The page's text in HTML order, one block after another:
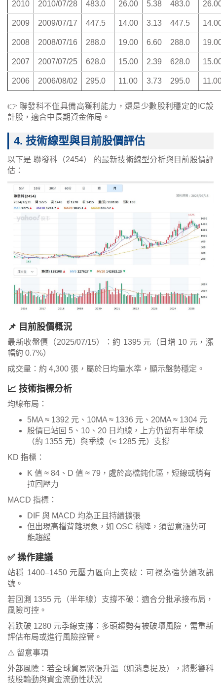
2010 2010/07/28 483.0 26.00 5.38 483.0
2009 2009/07/17 447.5 14.00 3.13 447.5
2008 2008/07/16 288.0 19.00 6.60 288.0
2007 2007/07/25 628.0 15.00 2.39 628.0
2006 2006/08/02 295.0 11.00 3.73 295.0
👉 聯發科不僅具備高獲利能力，還是少數股利穩定的IC設
計股，適合中長期資金佈局。
4. 技術線型與目前股價評估
以下是 聯發科（2454） 的最新技術線型分析與目前股價評
估：
📌 目前股價概況
最新收盤價（2025/07/15）：約 1395 元（日增 10 元，漲
幅約 0.7%）
成交量：約 4,300 張，屬於日均量水準，顯示盤勢穩定。
📈 技術指標分析
均線布局：
5MA ≈ 1392 元、10MA ≈ 1336 元、20MA ≈ 1304 元
股價已站回 5、10、20 日均線，上方仍留有半年線
（約 1355 元）與季線（≈ 1285 元）支撐
KD 指標：
K 值 ≈ 84、D 值 ≈ 79，處於高檔鈍化區，短線或稍有
拉回壓力
MACD 指標：
DIF 與 MACD 均為正且持續擴張
但出現高檔背離現象，如 OSC 稍降，須留意漲勢可
能趨緩
✅ 操作建議
站穩 1400–1450 元壓力區向上突破：可視為強勢續攻訊
號。
若回測 1355 元（半年線）支撐不破：適合分批承接布局，
風險可控。
若跌破 1280 元季線支撐：多頭趨勢有被破壞風險，需重新
評估布局或進行風險控管。
⚠️ 留意事項
外部風險：若全球貿易緊張升溫（如消息提及），將影響科
技股輪動與資金流動性狀況